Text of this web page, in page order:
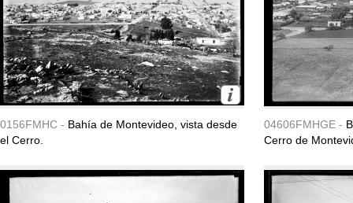
0156FMHC - Bahía de Montevideo, vista desde
el Cerro.
04606FMHGE -
Cerro de